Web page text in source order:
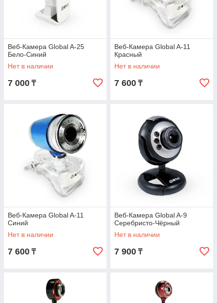
Веб-Камера Global A-25
Бело-Синий
Нет в наличии
7 000 ₸
Веб-Камера Global A-11
Красный
Нет в наличии
7 600 ₸
Веб-Камера Global A-11
Синий
Нет в наличии
7 600 ₸
Веб-Камера Global A-9
Серебристо-Чёрный
Нет в наличии
7 900 ₸